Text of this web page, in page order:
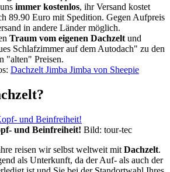
immer kostenlos, ihr Versand kostet
89.90 Euro mit Spedition. Gegen Aufpreis
in andere Länder möglich.
Traum vom eigenen Dachzelt und
Schlafzimmer auf dem Autodach" zu den
"alten" Preisen.
Dachzelt Jimba Jimba von Sheepie
und Beinfreiheit! Bild: tour-tec
reisen wir selbst weltweit mit Dachzelt.
als Unterkunft, da der Auf- als auch der